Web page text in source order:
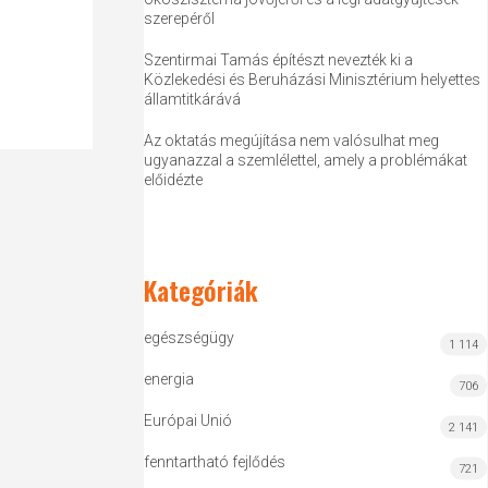
szerepéről
Szentirmai Tamás építészt nevezték ki a
Közlekedési és Beruházási Minisztérium helyettes
államtitkárává
Az oktatás megújítása nem valósulhat meg
ugyanazzal a szemlélettel, amely a problémákat
előidézte
Kategóriák
egészségügy 1 114
energia 706
Európai Unió 2 141
fenntartható fejlődés 721